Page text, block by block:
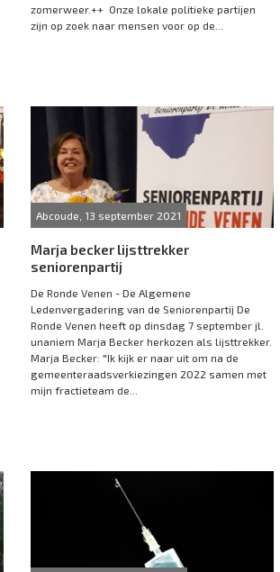
zomerweer.++ Onze lokale politieke partijen
zijn op zoek naar mensen voor op de...
Abcoude, 13 september 2021
Marja becker lijsttrekker
seniorenpartij
De Ronde Venen - De Algemene
Ledenvergadering van de Seniorenpartij De
Ronde Venen heeft op dinsdag 7 september jl.
unaniem Marja Becker herkozen als lijsttrekker.
Marja Becker: "Ik kijk er naar uit om na de
gemeenteraadsverkiezingen 2022 samen met
mijn fractieteam de...